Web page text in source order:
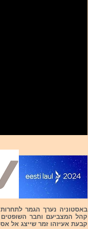
קבעת אעיזהו זמר שייצג אל